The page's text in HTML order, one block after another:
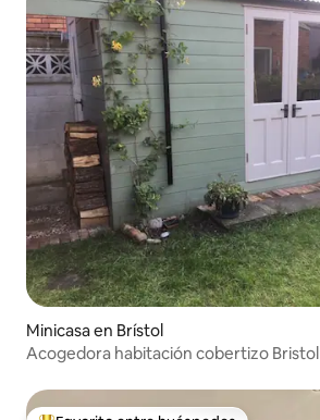
Minicasa en Brístol
Acogedora habitación cobertizo Bristol